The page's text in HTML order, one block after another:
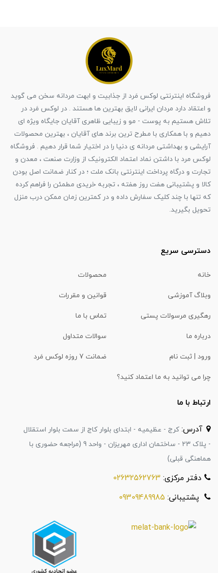
فروشگاه اینترنتی لوکس مَرد از جذابیت و ابهت مردانه سخن می گوید
و اعتقاد دارد مردان ایرانی لایق بهترین ها هستند . در لوکس مَرد در
تلاش هستیم به پوست - مو و زیبایی ظاهری آقایان جایگاه ویژه ای
دهیم و با همکاری با مطرح ترین برند های آقایان ، بهترین محصولات
آرایشی و بهداشتی مردانه ی دنیا را در اختیار شما قرار دهیم . فروشگاه
لوکس مرد با داشتن نماد اعتماد الکترونیک از وزارت صنعت ، معدن و
تجارت و درگاه پرداخت اینترنتی بانک ملت ؛ در کنار ضمانت اصل بودن
کالا و پشتیبانی هفت روز هفته ، تجربه خریدی مطمئن را فراهم کرده
که تنها با چند کلیک سفارش داده و در کمترین زمان ممکن درب منزل
تحویل بگیرید.
دسترسی سریع
خانه محصولات
وبلاگ آموزشی قوانین و مقررات
رهگیری مرسولات پستی تماس با ما
درباره ما سوالات متداول
ورود | ثبت نام ضمانت 7 روزه لوکس مَرد
چرا می توانید به ما اعتماد کنید؟
ارتباط با ما
آدرس:کرج - عظیمیه - ابتدای بلوار کاج از سمت بلوار استقلال
- پلاک 23 - ساختمان اداری مهریزان - واحد 9 (مراجعه حضوری با
هماهنگی قبلی)
دفتر مرکزی: 02632562763
پشتیبانی: 09309489985